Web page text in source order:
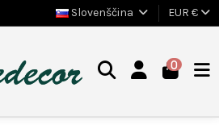
Slovenščina EUR €
0